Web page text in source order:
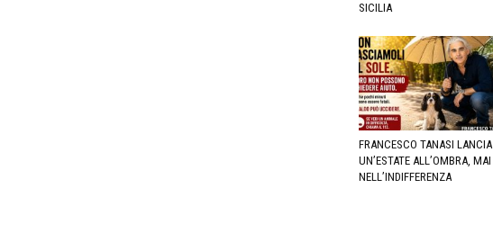
SICILIA
FRANCESCO TANASI LANCIA
UN’ESTATE ALL’OMBRA, MAI
NELL’INDIFFERENZA